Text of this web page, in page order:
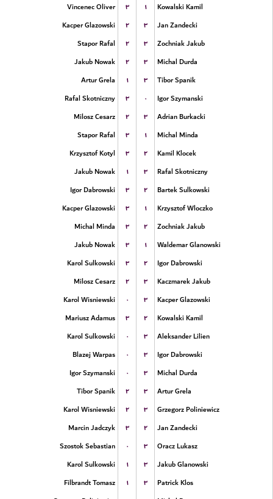
Vincenec Oliver
۳ ۱
Kowalski Kamil
Kacper Glazowski
۲ ۳
Jan Zandecki
Stapor Rafal
۲ ۳
Zochniak Jakub
Jakub Nowak
۲ ۳
Michal Durda
Artur Grela
۱ ۳
Tibor Spanik
Rafal Skotniczny
۳ ۰
Igor Szymanski
Milosz Cesarz
۲ ۳
Adrian Burkacki
Stapor Rafal
۳ ۱
Michal Minda
Krzysztof Kotyl
۳ ۲
Kamil Klocek
Jakub Nowak
۱ ۳
Rafal Skotniczny
Igor Dabrowski
۳ ۲
Bartek Sulkowski
Kacper Glazowski
۳ ۱
Krzysztof Wloczko
Michal Minda
۳ ۲
Zochniak Jakub
Jakub Nowak
۳ ۱
Waldemar Glanowski
Karol Sulkowski
۳ ۲
Igor Dabrowski
Milosz Cesarz
۲ ۳
Kaczmarek Jakub
Karol Wisniewski
۰ ۳
Kacper Glazowski
Mariusz Adamus
۳ ۲
Kowalski Kamil
Karol Sulkowski
۰ ۳
Aleksander Lilien
Blazej Warpas
۰ ۳
Igor Dabrowski
Igor Szymanski
۰ ۳
Michal Durda
Tibor Spanik
۲ ۳
Artur Grela
Karol Wisniewski
۲ ۳
Grzegorz Poliniewicz
Marcin Jadczyk
۳ ۲
Jan Zandecki
Szostok Sebastian
۰ ۳
Oracz Lukasz
Karol Sulkowski
۱ ۳
Jakub Glanowski
Filbrandt Tomasz
۱ ۳
Patrick Klos